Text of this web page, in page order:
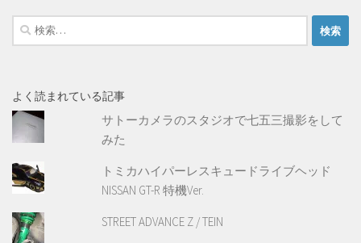
検
索:
よく読まれている記事
サトーカメラのスタジオで七五三撮影をして
みた
トミカハイパーレスキュードライブヘッド
NISSAN GT-R 特機Ver.
STREET ADVANCE Z / TEIN